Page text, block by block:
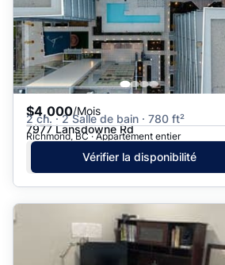
$4,000/Mois
2 ch. · 2 Salle de bain · 780 ft²
7977 Lansdowne Rd
Richmond, BC · Appartement entier
Vérifier la disponibilité